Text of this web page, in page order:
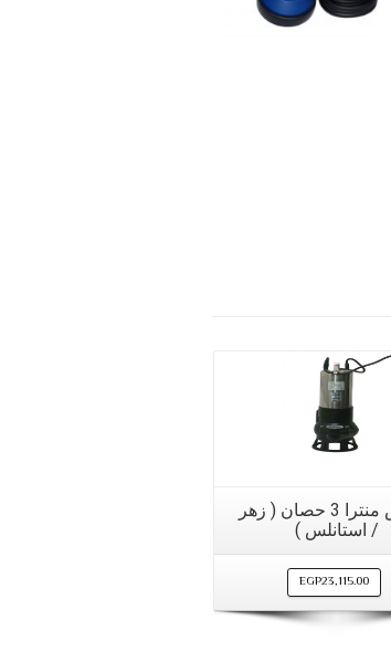
مشاهدة سريعةغاطس منترا 3 حصان ( زهر
/ استانلس )
EGP23,115.00